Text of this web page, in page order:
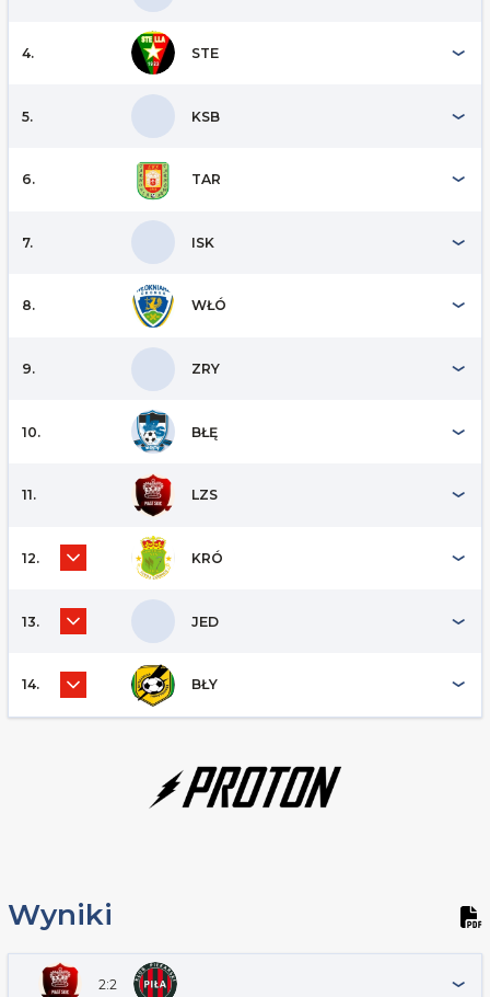
4. STE
5. KSB
6. TAR
7. ISK
8. WŁÓ
9. ZRY
10. BŁĘ
11. LZS
12. KRÓ
13. JED
14. BŁY
Wyniki
2:2